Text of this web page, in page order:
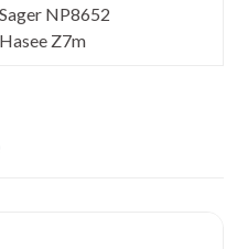
Sager NP8652
Hasee Z7m